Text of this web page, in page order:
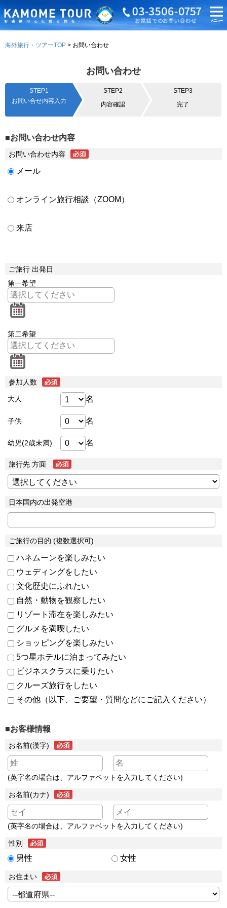
海外旅行・ツアーTOP お問い合わせ
お問い合わせ
STEP1
お問い合せ内容入力
STEP2
内容確認
STEP3
完了
■お問い合わせ内容
お問い合わせ内容
メール
オンライン旅行相談（ZOOM）
来店
ご旅行 出発日
第一希望
第二希望
参加人数
大人 名
子供 名
幼児(2歳未満) 名
旅行先 方面
日本国内の出発空港
ご旅行の目的 (複数選択可)
ハネムーンを楽しみたい
ウェディングをしたい
文化歴史にふれたい
自然・動物を観察したい
リゾート滞在を楽しみたい
グルメを満喫したい
ショッピングを楽しみたい
5つ星ホテルに泊まってみたい
ビジネスクラスに乗りたい
クルーズ旅行をしたい
その他（以下、ご要望・質問などにご記入ください）
■お客様情報
お名前(漢字)
(英字名の場合は、アルファベットを入力してください)
お名前(カナ)
(英字名の場合は、アルファベットを入力してください)
性別
男性 女性
お住まい